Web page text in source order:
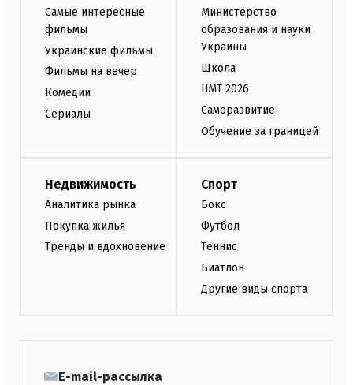
Самые интересные
фильмы
Украинские фильмы
Фильмы на вечер
Комедии
Сериалы
Министерство
образования и науки
Украины
Школа
НМТ 2026
Саморазвитие
Обучение за границей
Недвижимость
Аналитика рынка
Покупка жилья
Тренды и вдохновение
Спорт
Бокс
Футбол
Теннис
Биатлон
Другие виды спорта
E-mail-рассылка